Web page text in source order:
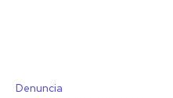
Denuncia